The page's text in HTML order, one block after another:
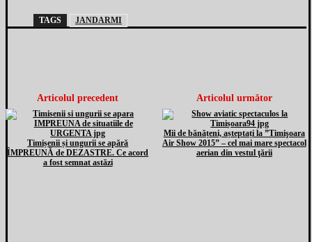
TAGS JANDARMI
Articolul precedent
Timișenii și ungurii se apără
ÎMPREUNĂ de DEZASTRE. Ce acord
a fost semnat astăzi
Articolul următor
Mii de bănățeni, așteptați la ”Timişoara
Air Show 2015” – cel mai mare spectacol
aerian din vestul ţării